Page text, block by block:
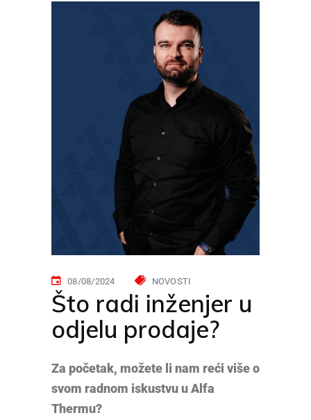
08/08/2024 NOVOSTI
Što radi inženjer u
odjelu prodaje?
Za početak, možete li nam reći više o
svom radnom iskustvu u Alfa
Thermu?